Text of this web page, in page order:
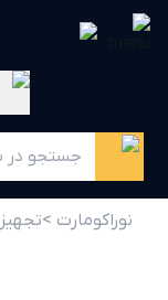
نوراکومارت >